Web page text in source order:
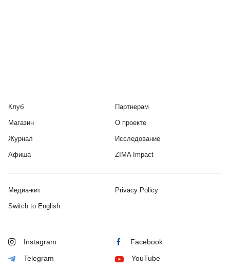
Клуб
Магазин
Журнал
Афиша
Партнерам
О проекте
Исследование
ZIMA Impact
Медиа-кит Privacy Policy
Switch to English
Instagram Facebook
Telegram YouTube